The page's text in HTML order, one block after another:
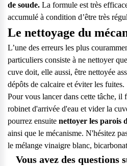
de soude. La formule est très
accumulé à condition d’être très
Le nettoyage du
L’une des erreurs les plus
particuliers consiste à ne nettoyer
cuve doit, elle aussi, être nettoyée
dépôts de calcaire et éviter les fuites.
Pour vous lancer dans cette tâche,
robinet d'arrivée d'eau et vider la
pourrez ensuite nettoyer les parois
ainsi que le mécanisme. N'hésitez
le mélange vinaigre blanc,
Vous avez des questions